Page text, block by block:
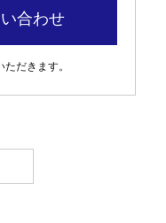
合わせ
だきます。